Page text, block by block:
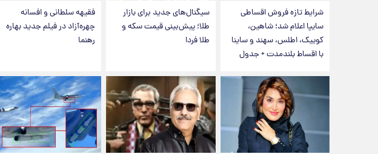
شرایط تازه فروش اقساطی
سایپا اعلام شد؛ شاهین،
کوییک، اطلس، سهند و ساینا
با اقساط بلندمدت + جدول
سیگنال‌های جدید برای بازار
طلا؛ پیش‌بینی قیمت سکه و
طلا فردا
فقیهه سلطانی و افسانه
چهره‌آزاد در فیلم جدید بهاره
رهنما